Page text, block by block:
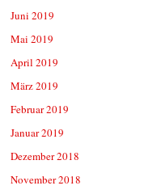
Juni 2019
Mai 2019
April 2019
März 2019
Februar 2019
Januar 2019
Dezember 2018
November 2018